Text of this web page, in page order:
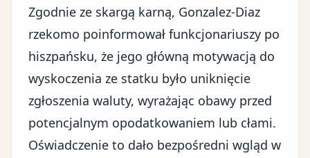
Zgodnie ze skargą karną, Gonzalez-Diaz
rzekomo poinformował funkcjonariuszy po
hiszpańsku, że jego główną motywacją do
wyskoczenia ze statku było uniknięcie
zgłoszenia waluty, wyrażając obawy przed
potencjalnym opodatkowaniem lub cłami.
Oświadczenie to dało bezpośredni wgląd w